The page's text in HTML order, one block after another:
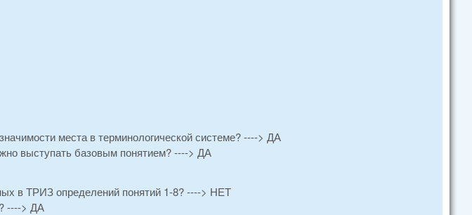
места в терминологической системе? ----> ДА
выступать базовым понятием? ----> ДА
в ТРИЗ определений понятий 1-8? ----> НЕТ
----> ДА